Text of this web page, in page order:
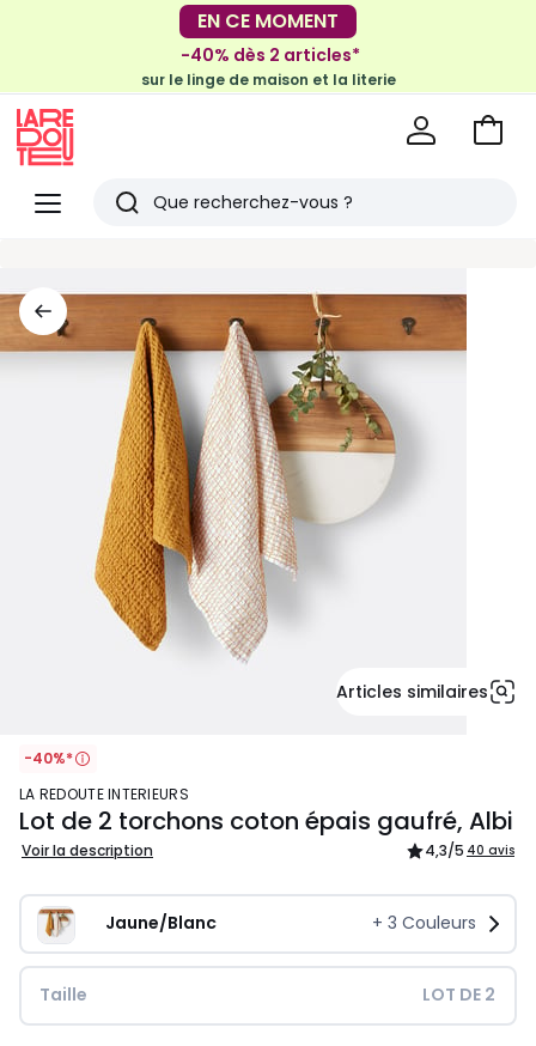
-30€ tous les 100€*
sur le meuble & la déco
EN CE MOMENT
-40% dès 2 articles*
sur le linge de maison et la literie
Menu
Redoute
Rechercher
articles
Voir
Articles similaires
-40%*
LA REDOUTE INTERIEURS
Lot de 2 torchons coton épais gaufré, Albi
Voir la description 4,3/5 40 avis
Jaune/Blanc + 3 Couleurs
Taille LOT DE 2